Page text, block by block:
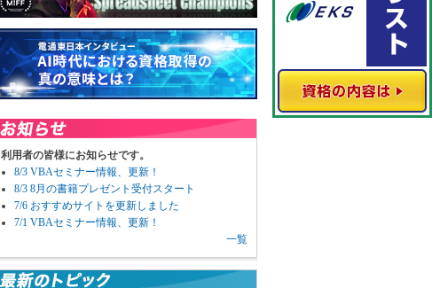
利用者の皆様にお知らせです。
8/3 VBAセミナー情報、更新！
8/3 8月の書籍プレゼント受付スタート
7/6 おすすめサイトを更新しました
7/1 VBAセミナー情報、更新！
一覧